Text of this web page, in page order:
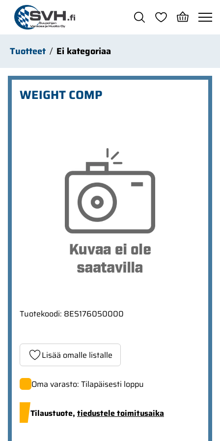
Siirry pääsisältöön
Tuotteet Ei kategoriaa
WEIGHT COMP
Tuotekoodi: 8ES176050000
Lisää omalle listalle
Oma varasto: Tilapäisesti loppu
Tilaustuote, tiedustele toimitusaika